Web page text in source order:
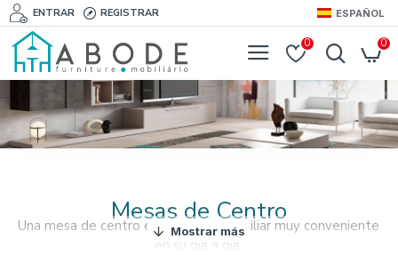
ENTRAR REGISTRAR ESPAÑOL
0 0
Mesas de Centro
Una mesa de centro es un mueble auxiliar muy conveniente
en su día a día.